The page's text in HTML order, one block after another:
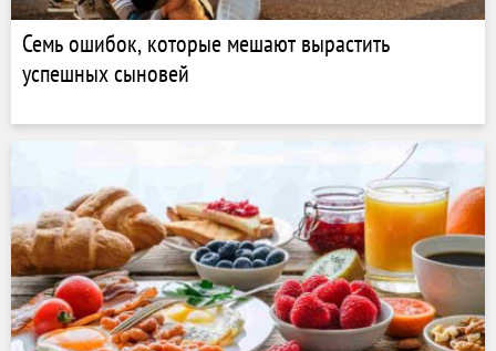
Семь ошибок, которые мешают вырастить
успешных сыновей